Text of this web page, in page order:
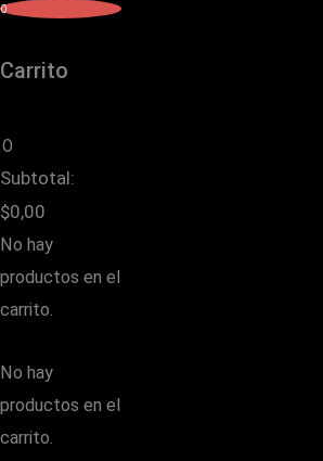
0
Carrito
0
Subtotal:
$0,00
No hay
productos en el
carrito.
No hay
productos en el
carrito.